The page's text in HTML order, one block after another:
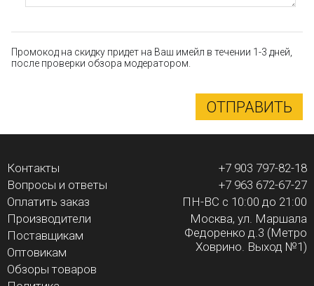
Промокод на скидку придет на Ваш имейл в течении 1-3 дней,
после проверки обзора модератором.
ОТПРАВИТЬ
Контакты
Вопросы и ответы
Оплатить заказ
Производители
Поставщикам
Оптовикам
Обзоры товаров
+7 903 797-82-18
+7 963 672-67-27
ПН-ВС с 10:00 до 21:00
Москва, ул. Маршала
Федоренко д.3 (Метро
Ховрино. Выход №1)